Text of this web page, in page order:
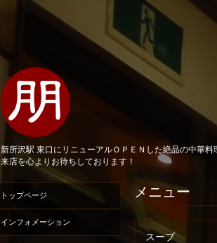
新所沢駅 東口にリニューアルＯＰＥＮした絶品の中華
来店を心よりお待ちしております！
メニュー
スープ
トップページ
インフォメーション